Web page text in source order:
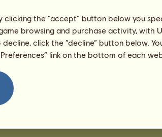
63
clicking the “accept” button below you
browsing and purchase activity, with
click the “decline” button below.
link on the bottom of each